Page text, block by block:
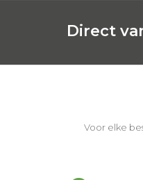
Direct
Voor elke